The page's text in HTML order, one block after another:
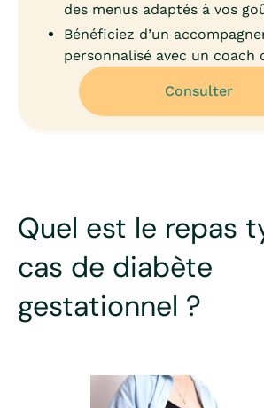
des menus adaptés à vos
Bénéficiez d’un
personnalisé avec un
Consulter
Quel est le repas
cas de diabète
gestationnel ?